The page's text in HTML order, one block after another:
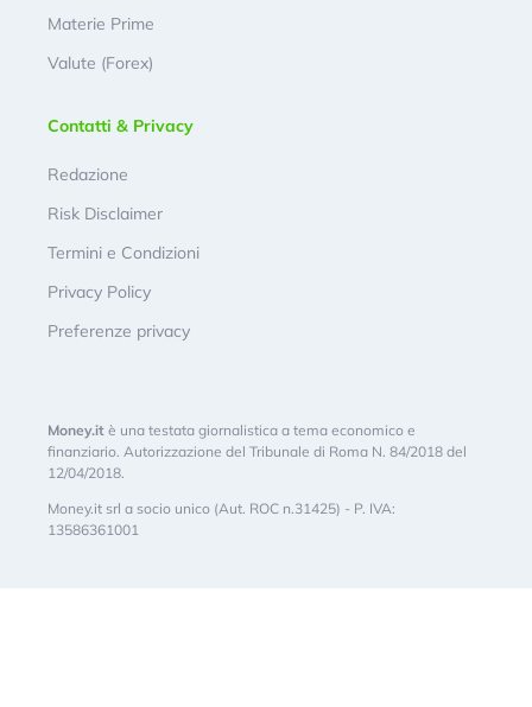
Materie Prime
Valute (Forex)
Contatti & Privacy
Redazione
Risk Disclaimer
Termini e Condizioni
Privacy Policy
Preferenze privacy
Money.it è una testata giornalistica a tema economico e
finanziario. Autorizzazione del Tribunale di Roma N. 84/2018 del
12/04/2018.
Money.it srl a socio unico (Aut. ROC n.31425) - P. IVA:
13586361001